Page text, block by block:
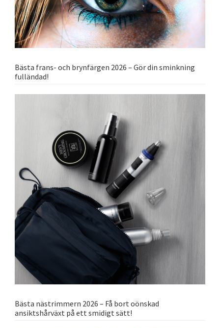
Bästa frans- och brynfärgen 2026 – Gör din sminkning
fulländad!
Bästa nästrimmern 2026 – Få bort oönskad
ansiktshårväxt på ett smidigt sätt!